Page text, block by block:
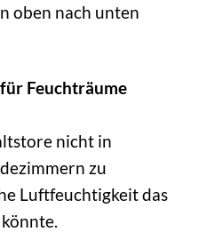
oben nach unten
Feuchträume
nicht in
zu
Luftfeuchtigkeit das